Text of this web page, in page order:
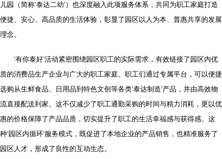
儿园（简称‘泰达二幼’）也深度融入此项服务体系，共同为职工家庭打造
便捷、安心、高品质的生活体验，彰显了园区以人为本、普惠共享的发展
理念。
‘有你泰好’活动紧密围绕园区职工的实际需求，有效链接了园区内优
质的消费品生产企业与广大的职工家庭。职工们通过专属平台，可以便捷
选购从生鲜食品、日用品到特色文创等各类‘泰达制造’产品，并由高效物
流直接配送到家。这不仅减少了职工通勤采购的时间与精力消耗，更以优
惠的价格保障了产品品质，切实提升了职工的生活幸福感与获得感。这
种‘园区内循环’服务模式，既促进了本地企业的产品销售，也精准服务了
园区人才，形成了良性的互动生态。